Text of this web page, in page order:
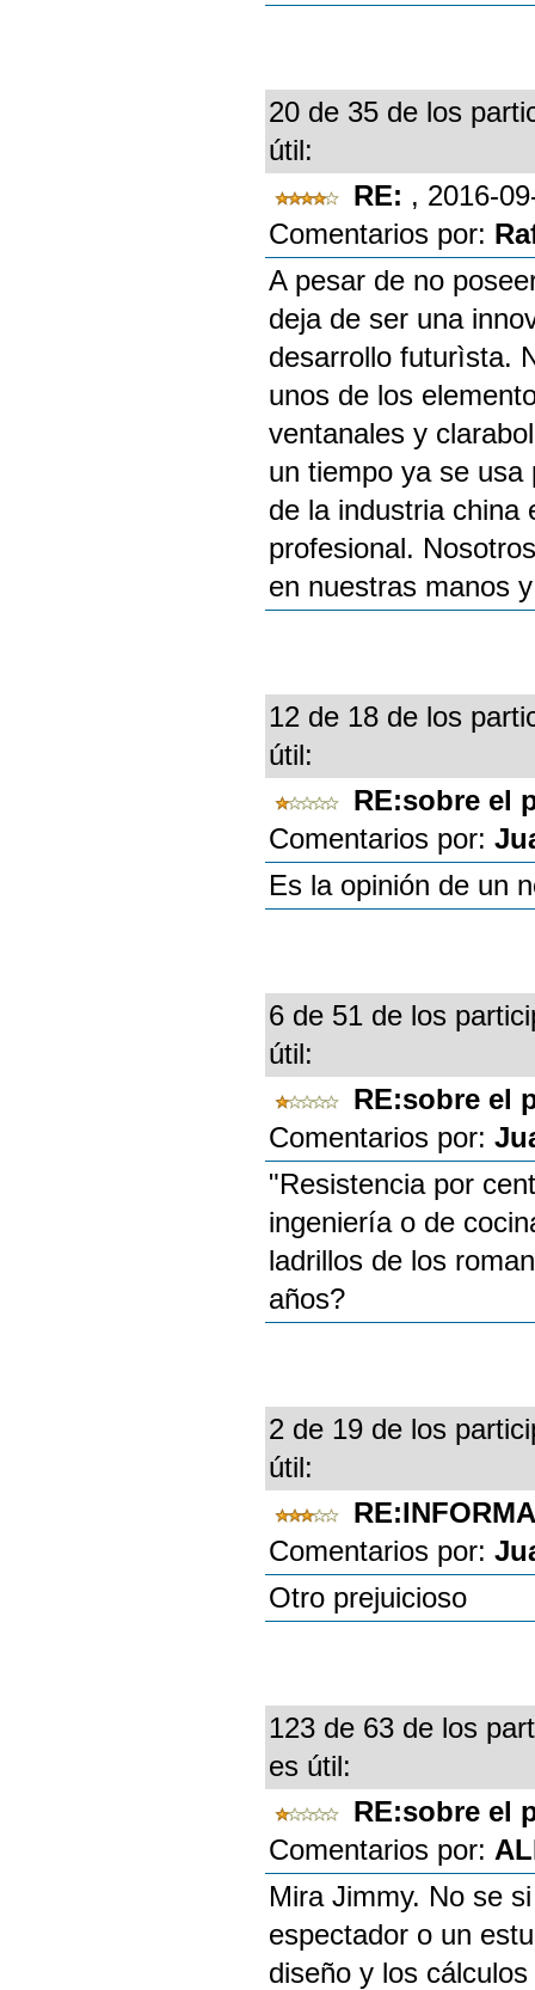
20 de 35 de los
útil:
RE: , 2016-
Comentarios por:
A pesar de no
deja de ser una
desarrollo futurìsta.
unos de los
ventanales y
un tiempo ya se usa
de la industria china
profesional.
en nuestras manos
12 de 18 de los
útil:
RE:sobre el
Comentarios por:
Es la opinión de un
6 de 51 de los
útil:
RE:sobre el
Comentarios por:
"Resistencia por
ingeniería o de
ladrillos de los
años?
2 de 19 de los
útil:
Comentarios por:
Otro prejuicioso
123 de 63 de los
es útil:
RE:sobre el
Comentarios por:
Mira Jimmy. No se
espectador o un
diseño y los